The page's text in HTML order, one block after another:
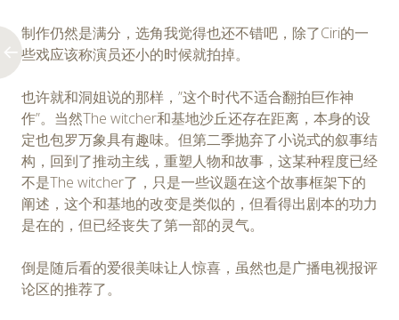
制作仍然是满分，选角我觉得也还不错吧，除了Ciri的一
些戏应该称演员还小的时候就拍掉。
也许就和洞姐说的那样，”这个时代不适合翻拍巨作神
作”。当然The witcher和基地沙丘还存在距离，本身的设
定也包罗万象具有趣味。但第二季抛弃了小说式的叙事结
构，回到了推动主线，重塑人物和故事，这某种程度已经
不是The witcher了，只是一些议题在这个故事框架下的
阐述，这个和基地的改变是类似的，但看得出剧本的功力
是在的，但已经丧失了第一部的灵气。
倒是随后看的爱很美味让人惊喜，虽然也是广播电视报评
论区的推荐了。